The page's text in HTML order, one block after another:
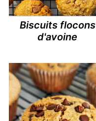
Biscuits flocons
d'avoine